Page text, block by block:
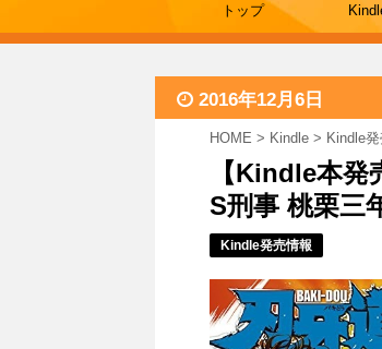
トップ
2016年12月6日
HOME > Kindle > Kindle
【Kindle本
S刑事 桃栗三
Kindle発売情報